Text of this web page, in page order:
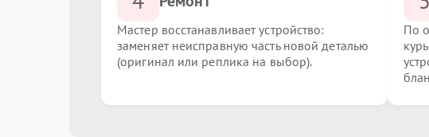
Мастер восстанавливает устройство:
заменяет неисправную часть новой деталью
(оригинал или реплика на выбор).
По